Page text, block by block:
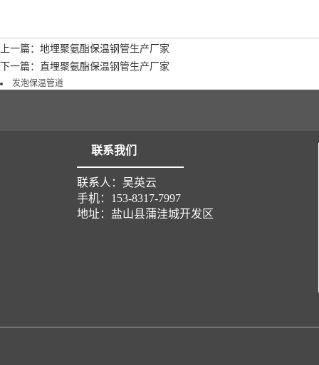
上一篇：地埋聚氨酯保温钢管生产厂家
下一篇：直埋聚氨酯保温钢管生产厂家
发泡保温管道
联系我们
联系人：吴英云
手机：153-8317-7997
地址：盐山县蒲洼城开发区